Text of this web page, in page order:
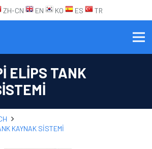
ZH-CN EN KO ES TR
ELİPS TANK
KAYNAK SİSTEMİ